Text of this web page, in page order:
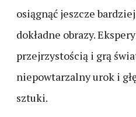
osiągnąć jeszcze
dokładne obrazy.
przejrzystością i grą
niepowtarzalny urok i
sztuki.